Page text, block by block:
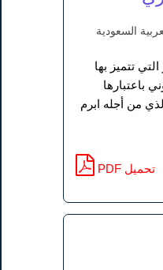
السعودية
تتميز بها
باعتبارها
من أجله ابرم
PDF تحميل